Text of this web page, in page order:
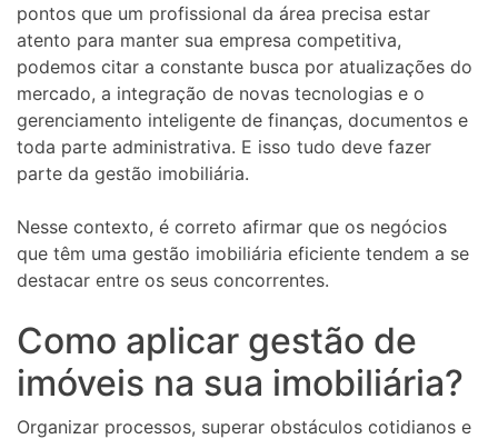
pontos que um profissional da área precisa estar
atento para manter sua empresa competitiva,
podemos citar a constante busca por atualizações do
mercado, a integração de novas tecnologias e o
gerenciamento inteligente de finanças, documentos e
toda parte administrativa. E isso tudo deve fazer
parte da gestão imobiliária.
Nesse contexto, é correto afirmar que os negócios
que têm uma gestão imobiliária eficiente tendem a se
destacar entre os seus concorrentes.
Como aplicar gestão de
imóveis na sua imobiliária?
Organizar processos, superar obstáculos cotidianos e